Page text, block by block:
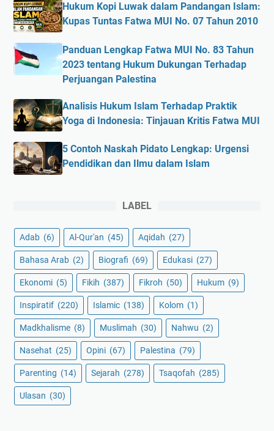
Hukum Kopi Luwak dalam Pandangan Islam:
Kupas Tuntas Fatwa MUI No. 07 Tahun 2010
Panduan Lengkap Fatwa MUI No. 83 Tahun
2023 tentang Hukum Dukungan Terhadap
Perjuangan Palestina
Analisis Hukum Islam Terhadap Praktik
Yoga di Indonesia: Tinjauan Kritis Fatwa MUI
5 Contoh Naskah Pidato Lengkap: Urgensi
Pendidikan dan Ilmu dalam Islam
LABEL
Adab (6) Al-Qur'an (45) Aqidah (27)
Bahasa Arab (2) Biografi (69) Edukasi (27)
Ekonomi (5) Fikih (387) Fikroh (50) Hukum (9)
Inspiratif (220) Islamic (138) Kolom (1)
Madkhalisme (8) Muslimah (30) Nahwu (2)
Nasehat (25) Opini (67) Palestina (79)
Parenting (14) Sejarah (278) Tsaqofah (285)
Ulasan (30)